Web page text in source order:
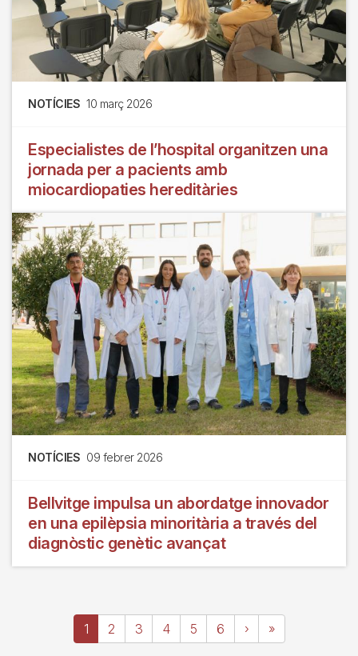
NOTÍCIES 10 març 2026
Especialistes de l’hospital organitzen una
jornada per a pacients amb
miocardiopaties hereditàries
NOTÍCIES 09 febrer 2026
Bellvitge impulsa un abordatge innovador
en una epilèpsia minoritària a través del
diagnòstic genètic avançat
Pàgina
actual
1 Page
2 Page
3 Page
4 Page
5 Page
6
Pàgina
següent
›
Última
pàgina
»